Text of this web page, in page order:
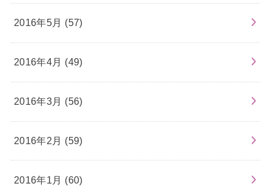
2016年5月 (57)
2016年4月 (49)
2016年3月 (56)
2016年2月 (59)
2016年1月 (60)